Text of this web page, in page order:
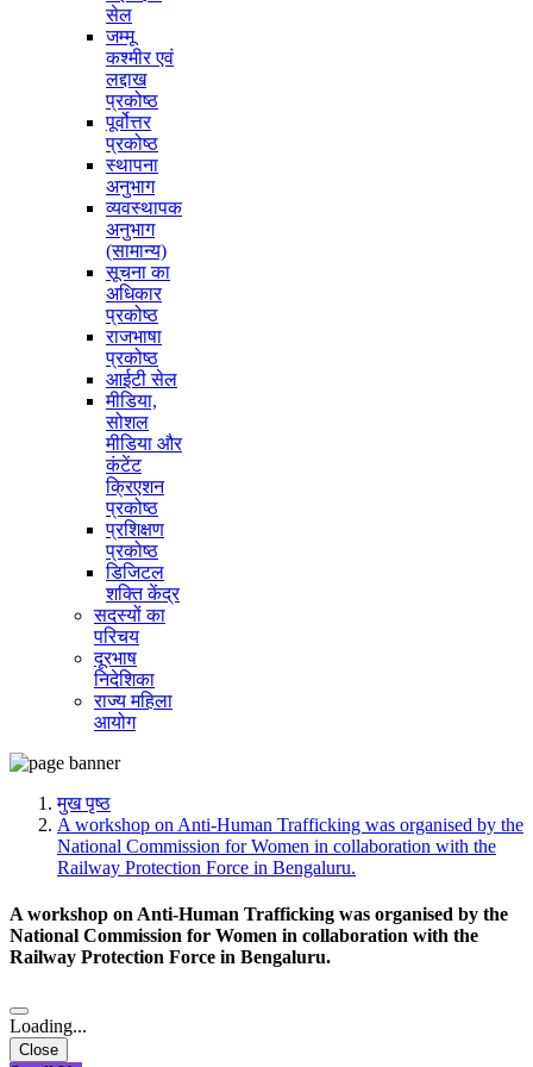
सेल
जम्मू
कश्मीर एवं
लद्दाख
प्रकोष्ठ
पूर्वोत्तर
प्रकोष्ठ
स्थापना
अनुभाग
व्यवस्थापक
अनुभाग
(सामान्य)
सूचना का
अधिकार
प्रकोष्ठ
राजभाषा
प्रकोष्ठ
आईटी सेल
मीडिया,
सोशल
मीडिया और
कंटेंट
क्रिएशन
प्रकोष्ठ
प्रशिक्षण
प्रकोष्ठ
डिजिटल
शक्ति केंद्र
सदस्यों का
परिचय
दूरभाष
निदेशिका
राज्य महिला
आयोग
मुख पृष्ठ
A workshop on Anti-Human Trafficking was organised by the
National Commission for Women in collaboration with the
Railway Protection Force in Bengaluru.
A workshop on Anti-Human Trafficking was organised by the
National Commission for Women in collaboration with the
Railway Protection Force in Bengaluru.
Loading...
Close